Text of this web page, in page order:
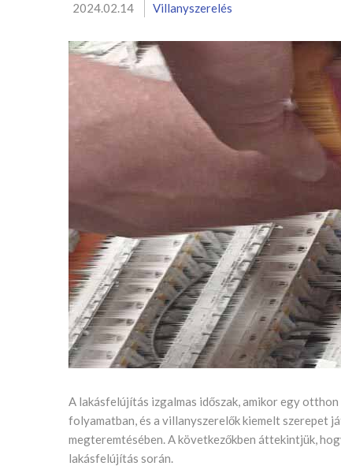
2024.02.14 Villanyszerelés
A lakásfelújítás izgalmas időszak, amikor egy
folyamatban, és a villanyszerelők kiemelt szerepet
megteremtésében. A következőkben áttekintjük,
lakásfelújítás során.